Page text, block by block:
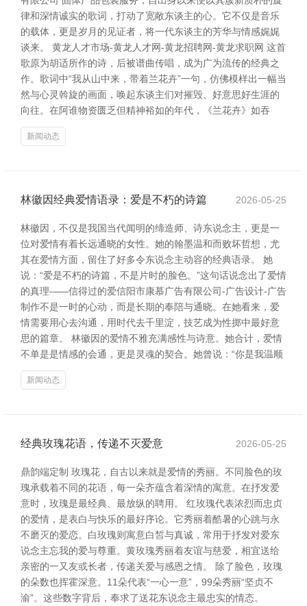
律和深情诚实的歌词，打动了宽敞东谈主的心。它不仅是音乐
的载体，更是岁月的见证者，将一代东谈主的芳华与情感娓娓
谈来。 黄龙人才市场-黄龙人才网-黄龙招聘网-黄龙求职网 这首
歌原为胡适所作的诗，后被谱曲传唱，成为广为流传的经典之
作。歌词中“我从山中来，带着兰花卉”一句，仿佛模样出一幅当
然与心灵斡旋的画面，唤起东谈主们对摧毁、好意思好生涯的
向往。在阿谁物资匮乏但精神裕如的年代，《兰花卉》如吞
新闻动态
林徽因经典爱情语录：爱是不朽的诗篇 2026-05-25
林徽因，不仅是我国当代闻明的缔造师、诗东说念主，更是一
位对爱情有着长远通晓的女性。她的翰墨温和而败坏哲想，尤
其在爱情方面，留住了好多令东说念主动容的经典语录。 她
说：“爱是不朽的诗篇，不是片时的脸色。”这句话说念出了爱情
的真理——信得过的爱信阳市康慕广告有限公司-广告设计-广告
制作不是一时的心动，而是长期的奉陪与通晓。在她看来，爱
情需要用心去沟通，用时代去千里淀，技艺成为性掷中最好意
思的篇章。 林徽因的爱情不雅充满感性与诗意。她合计，爱情
不单是是情感的会通，更是灵魂的契合。她曾说：“你是我温顺
新闻动态
经典玫瑰花语，传递不灭爱意 2026-05-25
鼎韵端定制 玫瑰花，自古以来就是爱情的秀丽。不同脸色的玫
瑰承载着不同的花语，每一朵齐蕴含着深情的寓意。在抒发爱
意时，玫瑰是最经典、最放纵的聘用。 红玫瑰代表浓烈而忠贞
的爱情，是表白与快乐的最好序论。它秀丽着酷暑的心跳与永
不磨灭的爱恋。白玫瑰则寓意白皙与真诚，常用于抒发对爱东
说念主忘我的爱与尊重。黄玫瑰秀丽着友谊与慈爱，相宜送给
亲密的一又友或长者，传递关爱与感恩之情。 除了脸色，玫瑰
的朵数也挥霍深意。11朵代表“一心一意”，99朵秀丽“坚贞不
渝”。这些数字背后，奉求了送花东说念主最忠实的情态。